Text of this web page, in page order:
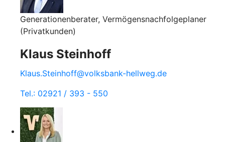
Generationenberater, Vermögensnachfolgeplaner
(Privatkunden)
Klaus Steinhoff
Klaus.Steinhoff@volksbank-hellweg.de
Tel.: 02921 / 393 - 550